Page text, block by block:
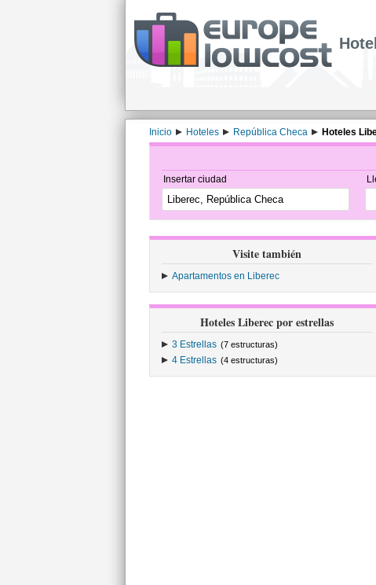
Inicio Hoteles República Checa Hoteles
Insertar ciudad
Visite también
Apartamentos en Liberec
Hoteles Liberec por estrellas
3 Estrellas (7 estructuras)
4 Estrellas (4 estructuras)